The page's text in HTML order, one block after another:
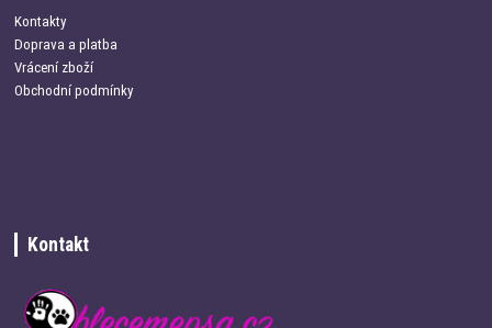
Kontakty
Doprava a platba
Vrácení zboží
Obchodní podmínky
Kontakt